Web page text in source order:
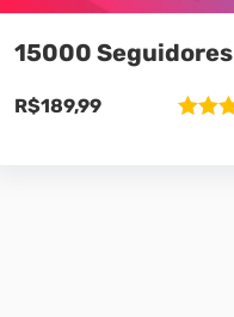
15000 Seguidores
R$189,99